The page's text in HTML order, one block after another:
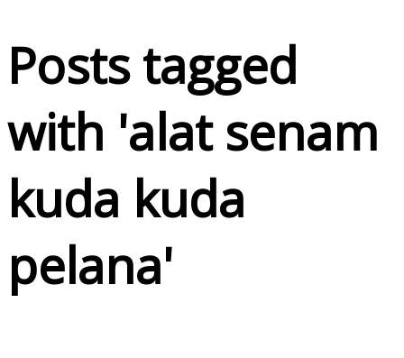
Posts tagged
with 'alat senam
kuda kuda
pelana'